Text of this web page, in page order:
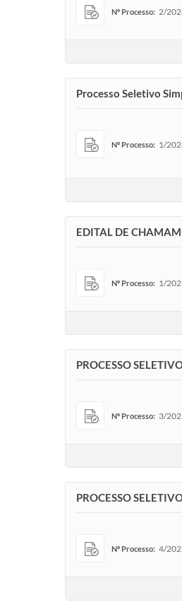
Nº Processo: 2/
Processo Seletivo
Nº Processo: 1/
EDITAL DE
Nº Processo: 1/
PROCESSO
Nº Processo: 3/
PROCESSO
Nº Processo: 4/